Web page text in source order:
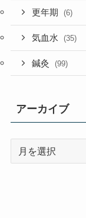
更年期 (6)
気血水 (35)
鍼灸 (99)
アーカイブ